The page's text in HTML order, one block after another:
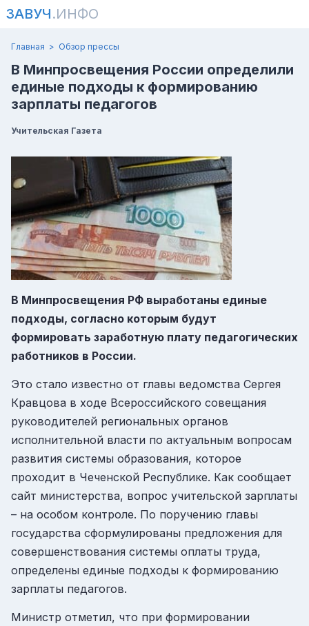
ЗАВУЧ.ИНФО
Главная Обзор прессы
В Минпросвещения России определили
единые подходы к формированию
зарплаты педагогов
Учительская Газета
В Минпросвещения РФ выработаны единые
подходы, согласно которым будут
формировать заработную плату педагогических
работников в России.
Это стало известно от главы ведомства Сергея
Кравцова в ходе Всероссийского совещания
руководителей региональных органов
исполнительной власти по актуальным вопросам
развития системы образования, которое
проходит в Чеченской Республике. Как сообщает
сайт министерства, вопрос учительской зарплаты
– на особом контроле. По поручению главы
государства сформулированы предложения для
совершенствования системы оплаты труда,
определены единые подходы к формированию
зарплаты педагогов.
Министр отметил, что при формировании